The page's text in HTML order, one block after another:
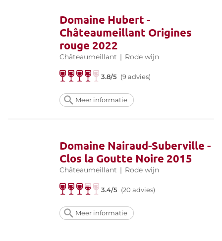
Domaine Hubert -
Châteaumeillant Origines
rouge 2022
Châteaumeillant | Rode wijn
3.8/5 (9 advies)
Meer informatie
Domaine Nairaud-Suberville -
Clos la Goutte Noire 2015
Châteaumeillant | Rode wijn
3.4/5 (20 advies)
Meer informatie